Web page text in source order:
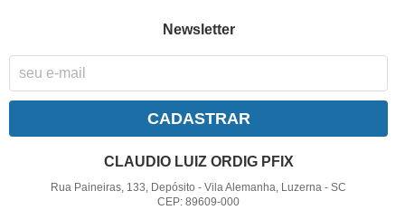
Newsletter
CADASTRAR
CLAUDIO LUIZ ORDIG PFIX
Rua Paineiras, 133, Depósito -Vila Alemanha, Luzerna -SC
CEP: 89609-000